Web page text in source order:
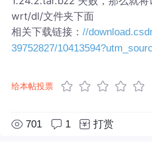
wrt/dl/文件夹下面
相关下载链接：//
39752827/
给本帖投票
701 1 打赏